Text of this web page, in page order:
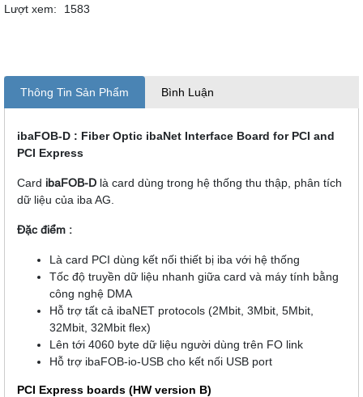
Lượt xem: 1583
Thông Tin Sản Phẩm Bình Luận
ibaFOB-D : Fiber Optic ibaNet Interface Board for PCI and
PCI Express
Card ibaFOB-D là card dùng trong hệ thống thu thập, phân tích
dữ liệu của iba AG.
Đặc điểm :
Là card PCI dùng kết nối thiết bị iba với hệ thống
Tốc độ truyền dữ liệu nhanh giữa card và máy tính bằng
công nghệ DMA
Hỗ trợ tất cả ibaNET protocols (2Mbit, 3Mbit, 5Mbit,
32Mbit, 32Mbit flex)
Lên tới 4060 byte dữ liệu người dùng trên FO link
Hỗ trợ ibaFOB-io-USB cho kết nối USB port
PCI Express boards (HW version B)